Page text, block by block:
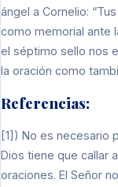
ángel a Cornelio:
como memorial ante
el séptimo sello nos
la oración como
Referencias:
[1]) No es necesario
Dios tiene que callar
oraciones. El Señor